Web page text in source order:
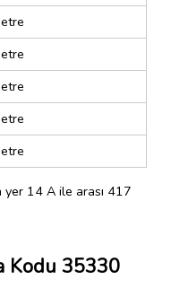
yer 14 A ile arası 417
Kodu 35330